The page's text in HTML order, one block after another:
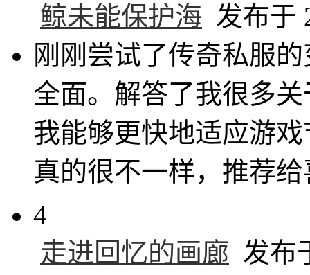
鲸未能保护海 发布于
刚刚尝试了传奇私服
全面。解答了我很多
我能够更快地适应游
真的很不一样，推荐
4
走进回忆的画廊 发布